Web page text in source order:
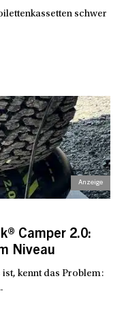
schwer
Camper 2.0:
Niveau
kennt das Problem: